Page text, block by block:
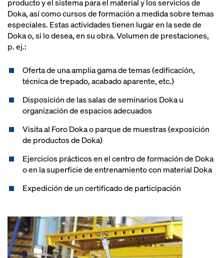
producto y el sistema para el material y los servicios de
Doka, así como cursos de formación a medida sobre temas
especiales. Estas actividades tienen lugar en la sede de
Doka o, si lo desea, en su obra. Volumen de prestaciones,
p. ej.:
Oferta de una amplia gama de temas (edificación,
técnica de trepado, acabado aparente, etc.)
Disposición de las salas de seminarios Doka u
organización de espacios adecuados
Visita al Foro Doka o parque de muestras (exposición
de productos de Doka)
Ejercicios prácticos en el centro de formación de Doka
o en la superficie de entrenamiento con material Doka
Expedición de un certificado de participación